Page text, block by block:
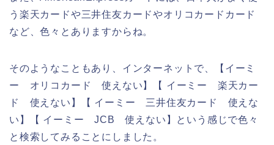
う楽天カードや三井住友カードやオリコカードカード
など、色々とありますからね。
そのようなこともあり、インターネットで、【イーミ
ー オリコカード 使えない】【 イーミー 楽天カー
ド 使えない】【 イーミー 三井住友カード 使えな
い】【 イーミー JCB 使えない】という感じで色々
と検索してみることにしました。